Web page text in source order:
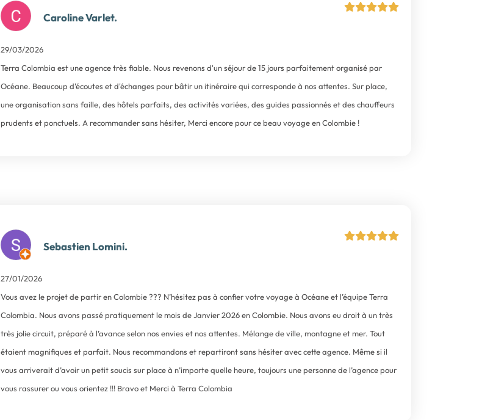
Caroline Varlet.
29/03/2026
Terra Colombia est une agence très fiable. Nous revenons d'un séjour de 15 jours parfaitement organisé par
Océane. Beaucoup d'écoutes et d'échanges pour bâtir un itinéraire qui corresponde à nos attentes. Sur place,
une organisation sans faille, des hôtels parfaits, des activités variées, des guides passionnés et des chauffeurs
prudents et ponctuels. A recommander sans hésiter, Merci encore pour ce beau voyage en Colombie !
Sebastien Lomini.
27/01/2026
Vous avez le projet de partir en Colombie ??? N’hésitez pas à confier votre voyage à Océane et l’équipe Terra
Colombia. Nous avons passé pratiquement le mois de Janvier 2026 en Colombie. Nous avons eu droit à un très
très jolie circuit, préparé à l’avance selon nos envies et nos attentes. Mélange de ville, montagne et mer. Tout
étaient magnifiques et parfait. Nous recommandons et repartiront sans hésiter avec cette agence. Même si il
vous arriverait d’avoir un petit soucis sur place à n’importe quelle heure, toujours une personne de l’agence pour
vous rassurer ou vous orientez !!! Bravo et Merci à Terra Colombia